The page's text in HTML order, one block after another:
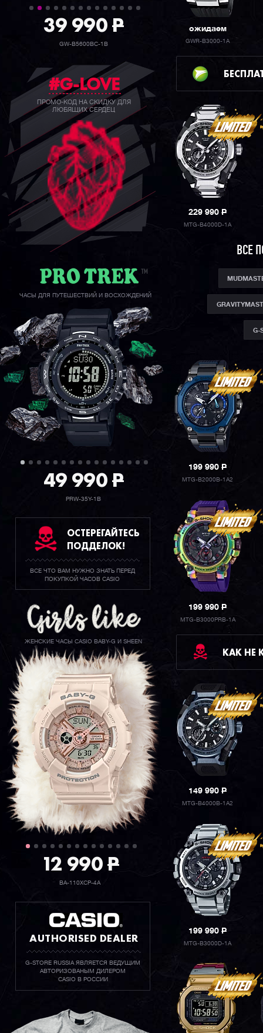
39 990P
GW-B5600BC-1B
#G-LOVE
ПРОМО-КОД НА СКИДКУ ДЛЯ
ЛЮБЯЩИХ СЕРДЕЦ
ЧАСЫ ДЛЯ ПУТЕШЕСТВИЙ И ВОСХОЖДЕНИЙ
49 990P
PRW-35Y-1B
ОСТЕРЕГАЙТЕСЬ
ПОДДЕЛОК!
ВСЕ ЧТО ВАМ НУЖНО ЗНАТЬ ПЕРЕД
ПОКУПКОЙ ЧАСОВ CASIO
ЖЕНСКИЕ ЧАСЫ CASIO BABY-G И SHEEN
12 990P
BA-110XCP-4A
AUTHORISED DEALER
G-STORE RUSSIA ЯВЛЯЕТСЯ ВЕДУЩИМ
АВТОРИЗОВАНЫМ ДИЛЕРОМ
CASIO В РОССИИ
ожидаем
GWR-B3000-1A
229 990P
MTG-B4000D-1A
ВСЕ
G-
199 990P
MTG-B2000B-1A2
199 990P
MTG-B3000PRB-1A
КАК НЕ
149 990P
MTG-B4000B-1A2
199 990P
MTG-B3000D-1A